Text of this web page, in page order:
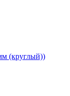
(круглый))